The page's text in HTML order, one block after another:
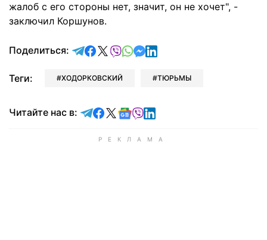
жалоб с его стороны нет, значит, он не хочет", -
заключил Коршунов.
Поделиться: отправить в Telegram
поделиться в Facebook
поделиться в X
отправить в Viber
отправить в Whatsapp
отправить в Messenger
отправить в LinkedIn
Теги: ХОДОРКОВСКИЙ ТЮРЬМЫ
Читайте нас в: Читайте в Telegram
Читайте в Facebook
Читайте в X
Читайте в Google news
Читайте в Viber
Читайте в LinkedIn